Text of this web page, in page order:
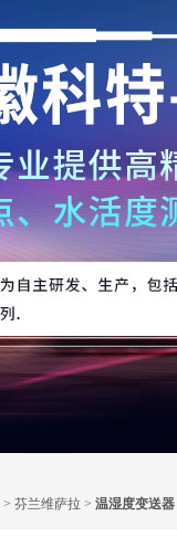
> 芬兰维萨拉 > 温湿度变送器